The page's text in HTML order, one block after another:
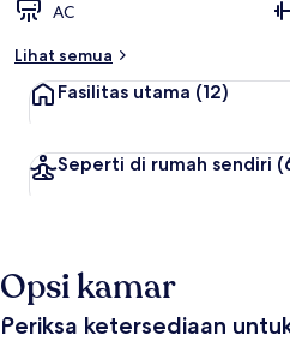
AC
Lihat semua
Fasilitas utama (12)
Seperti di rumah sendiri
Opsi kamar
Periksa ketersediaan